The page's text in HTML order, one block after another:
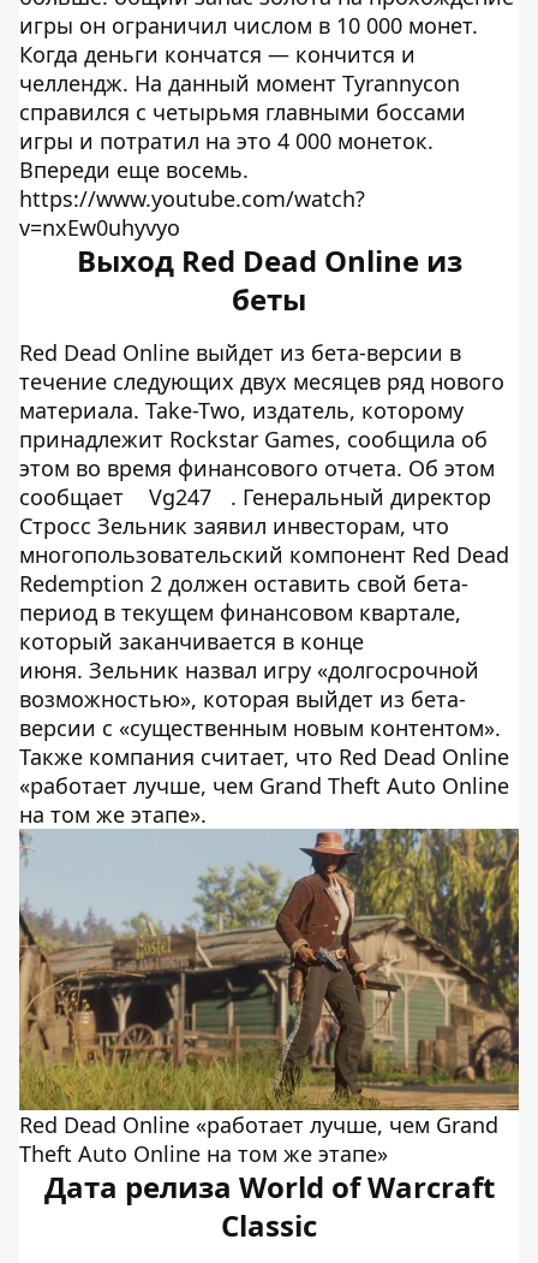
игры он ограничил числом в 10 000 монет.
Когда деньги кончатся — кончится и
челлендж. На данный момент Tyrannycon
справился с четырьмя главными боссами
игры и потратил на это 4 000 монеток.
Впереди еще восемь.
https://www.youtube.com/watch?
v=nxEw0uhyvyo
Выход Red Dead Online из
беты
Red Dead Online выйдет из бета-версии в
течение следующих двух месяцев ряд нового
материала. Take-Two, издатель, которому
принадлежит Rockstar Games, сообщила об
этом во время финансового отчета. Об этом
сообщает
Vg247
. Генеральный директор
Стросс Зельник заявил инвесторам, что
многопользовательский компонент Red Dead
Redemption 2 должен оставить свой бета-
период в текущем финансовом квартале,
который заканчивается в конце
июня. Зельник назвал игру «долгосрочной
возможностью», которая выйдет из бета-
версии с «существенным новым контентом».
Также компания считает, что Red Dead Online
«работает лучше, чем Grand Theft Auto Online
на том же этапе».
Red Dead Online «работает лучше, чем Grand
Theft Auto Online на том же этапе»
Дата релиза World of Warcraft
Classic